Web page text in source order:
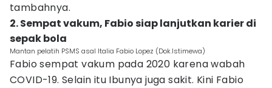
tambahnya.
2. Sempat vakum, Fabio siap lanjutkan karier di
sepak bola
Mantan pelatih PSMS asal Italia Fabio Lopez (Dok.Istimewa)
Fabio sempat vakum pada 2020 karena wabah
COVID-19. Selain itu Ibunya juga sakit. Kini Fabio